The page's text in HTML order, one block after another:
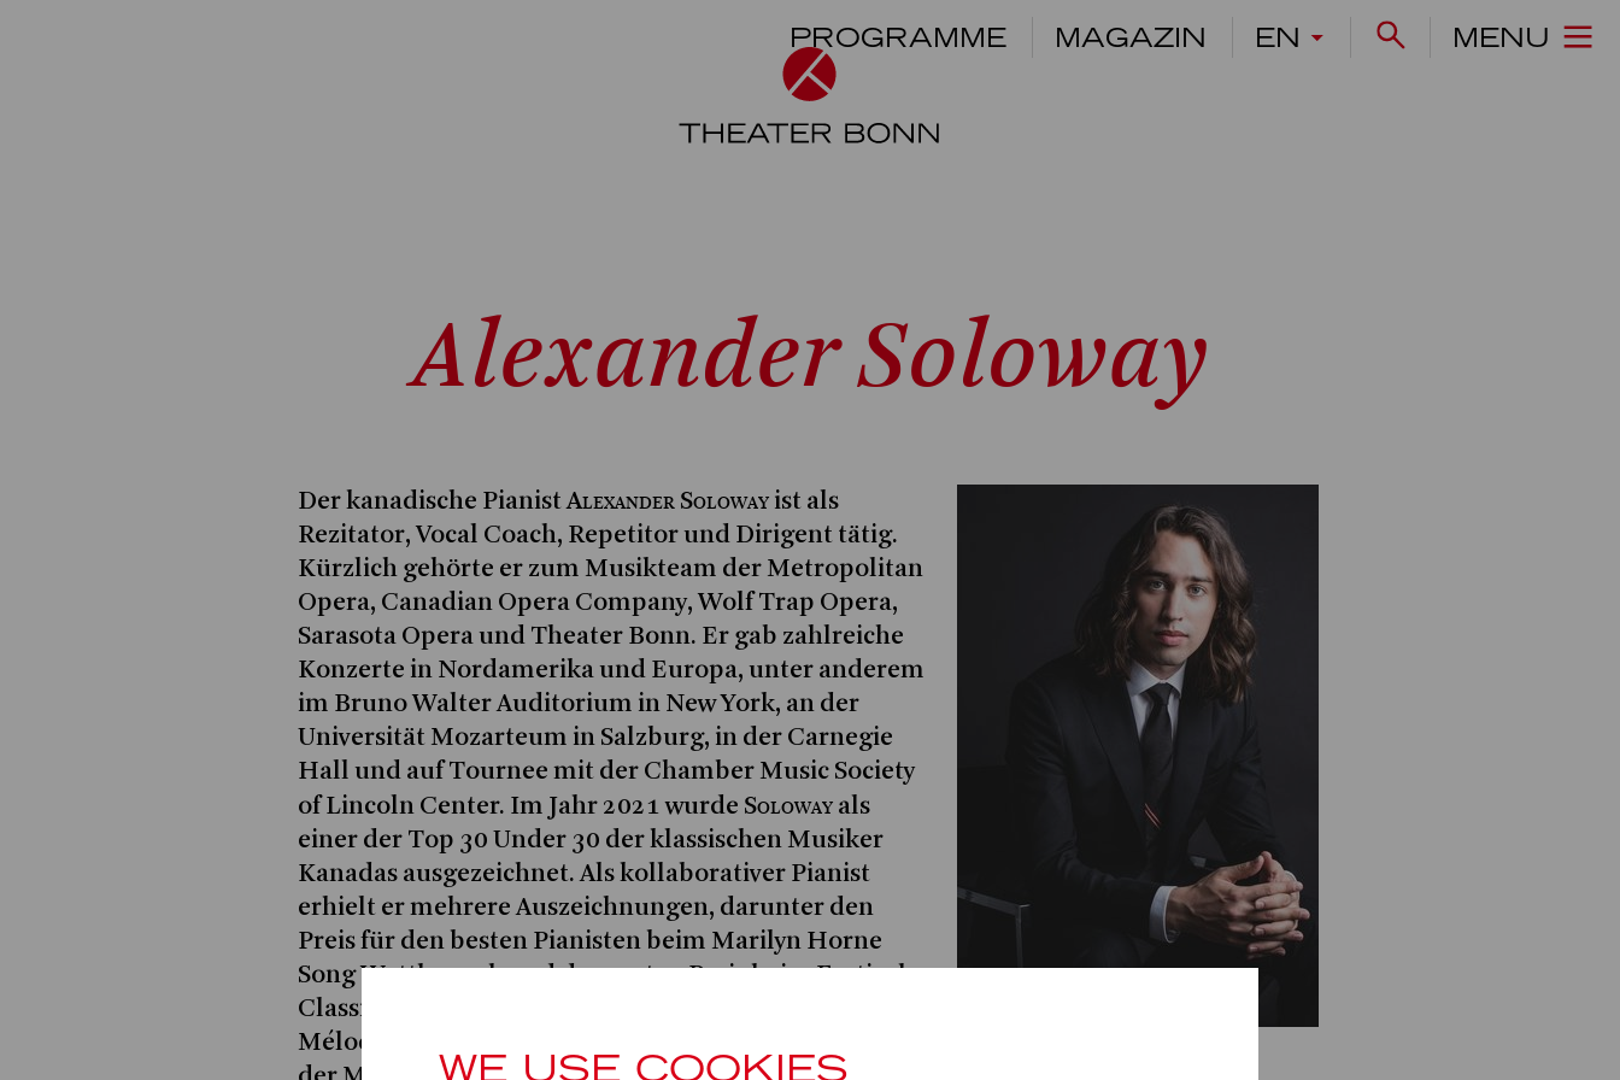
PROGRAMME MAGAZIN EN MENU
Alexander Soloway
Der kanadische PianistAlexander Soloway ist als
Rezitator, Vocal Coach, Repetitor und Dirigent tätig.
Kürzlich gehörte er zum Musikteam der Metropolitan
Opera, Canadian Opera Company, Wolf Trap Opera,
Sarasota Opera und Theater Bonn. Er gab zahlreiche
Konzerte in Nordamerika und Europa, unter anderem
im Bruno Walter Auditorium in New York, an der
Universität Mozarteum in Salzburg, in der Carnegie
Hall und auf Tournee mit der Chamber Music Society
of Lincoln Center. Im Jahr 2021 wurde Soloway als
einer der Top 30 Under 30 der klassischen Musiker
Kanadas ausgezeichnet. Als kollaborativer Pianist
erhielt er mehrere Auszeichnungen, darunter den
Preis für den besten Pianisten beim Marilyn Horne
Song Wettbewerb und den ersten Preis beim Festival
Classica Internationalen Wettbewerb für Französische
Mélodie. Er war außerdem Mitglied des Musikteams
WE USE COOKIES